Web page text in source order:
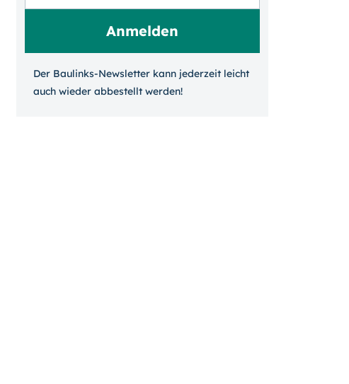
Der Baulinks-Newsletter kann jeder­zeit leicht
auch wieder ab­bestellt werden!